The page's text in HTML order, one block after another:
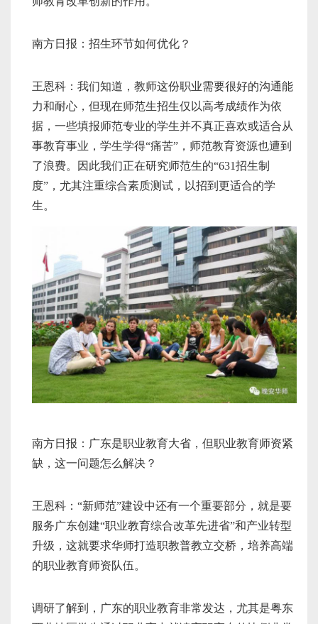
南方日报：招生环节如何优化？
王恩科：我们知道，教师这份职业需要很好的沟通能
力和耐心，但现在师范生招生仅以高考成绩作为依
据，一些填报师范专业的学生并不真正喜欢或适合从
事教育事业，学生学得“痛苦”，师范教育资源也遭到
了浪费。因此我们正在研究师范生的“631招生制
度”，尤其注重综合素质测试，以招到更适合的学
生。
南方日报：广东是职业教育大省，但职业教育师资紧
缺，这一问题怎么解决？
王恩科：“新师范”建设中还有一个重要部分，就是要
服务广东创建“职业教育综合改革先进省”和产业转型
升级，这就要求华师打造职教普教立交桥，培养高端
的职业教育师资队伍。
调研了解到，广东的职业教育非常发达，尤其是粤东